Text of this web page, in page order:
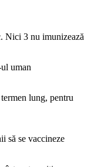
Nici 3 nu imunizează
uman
lung, pentru
să se vaccineze